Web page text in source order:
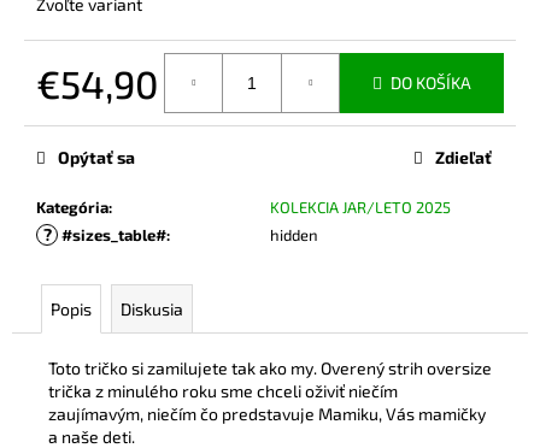
€54,90 DO KOŠÍKA
Kategória: KOLEKCIA JAR/LETO 2025
? #sizes_table#: hidden
Opýtať sa Zdieľať
Popis Diskusia
Toto tričko si zamilujete tak ako my. Overený strih oversize
trička z minulého roku sme chceli oživiť niečím
zaujímavým, niečím čo predstavuje Mamiku, Vás mamičky
a naše deti.
NA
BEIGE
€74,90